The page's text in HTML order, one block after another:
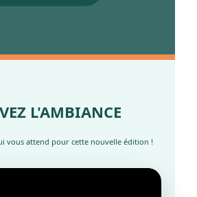
L'AMBIANCE
vous attend pour cette nouvelle édition !